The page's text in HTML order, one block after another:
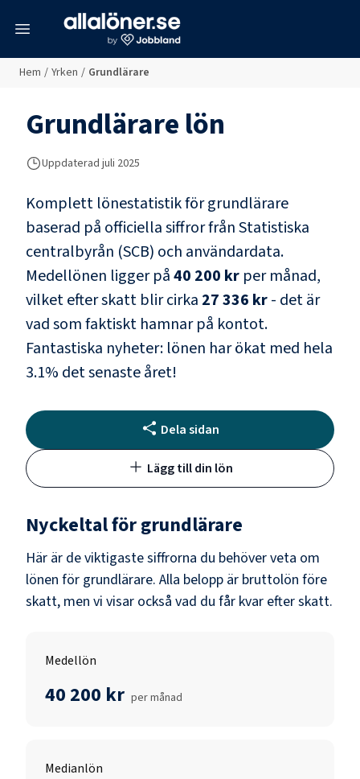
Hem / Yrken / Grundlärare
Grundlärarelön
Uppdaterad juli 2025
Komplett lönestatistik förgrundlärare
baserad på officiella siffror från Statistiska
centralbyrån (SCB) och användardata.
Medellönen ligger på40 200 kr per månad,
vilket efter skatt blir cirka 27 336 kr- det är
vad som faktiskt hamnar på kontot.
Fantastiska nyheter: lönen har ökat med hela
3.1% det senaste året!
Dela sidan
Lägg till din lön
Nyckeltal förgrundlärare
Här är de viktigaste siffrorna du behöver veta om
lönen för grundlärare. Alla belopp är bruttolön före
skatt, men vi visar också vad du får kvar efter skatt.
Medellön
40 200 kr per månad
Medianlön